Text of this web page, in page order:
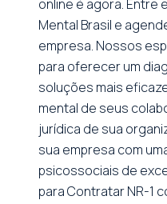
online é agora. Entre
Mental Brasil e
empresa. Nossos
para oferecer um
soluções mais
mental de seus
jurídica de sua
sua empresa com
psicossociais de
para Contratar NR-1